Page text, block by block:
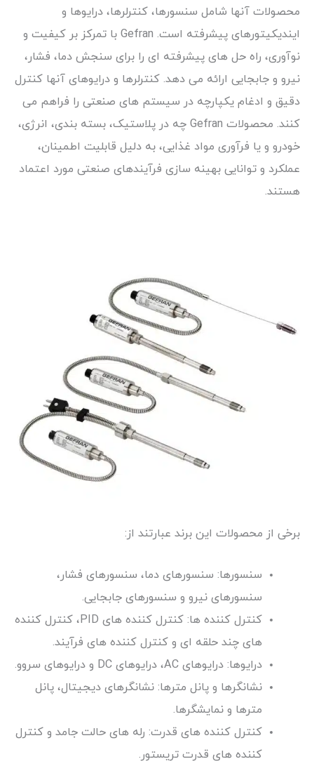
محصولات آنها شامل سنسورها، کنترلرها، درایوها و
ایندیکیتورهای پیشرفته است. Gefran با تمرکز بر کیفیت و
نوآوری، راه حل های پیشرفته ای را برای سنجش دما، فشار،
نیرو و جابجایی ارائه می دهد. کنترلرها و درایوهای آنها کنترل
دقیق و ادغام یکپارچه در سیستم های صنعتی را فراهم می
کنند. محصولات Gefran چه در پلاستیک، بسته بندی، انرژی،
خودرو و یا فرآوری مواد غذایی، به دلیل قابلیت اطمینان،
عملکرد و توانایی بهینه سازی فرآیندهای صنعتی مورد اعتماد
هستند.
برخی از محصولات این برند عبارتند از:
سنسورها: سنسورهای دما، سنسورهای فشار،
سنسورهای نیرو و سنسورهای جابجایی.
کنترل کننده ها: کنترل کننده های PID، کنترل کننده
های چند حلقه ای و کنترل کننده های فرآیند.
درایوها: درایوهای AC، درایوهای DC و درایوهای سروو.
نشانگرها و پانل مترها: نشانگرهای دیجیتال، پانل
مترها و نمایشگرها.
کنترل کننده های قدرت: رله های حالت جامد و کنترل
کننده های قدرت تریستور.